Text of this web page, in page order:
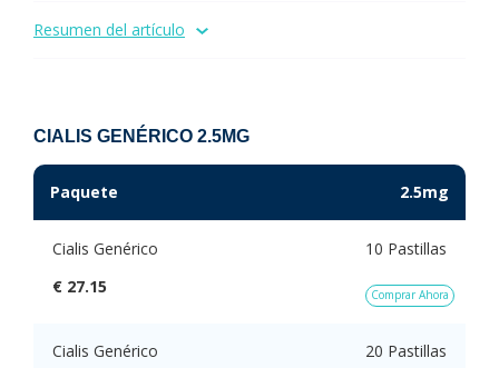
Resumen del artículo
CIALIS GENÉRICO 2.5MG
Paquete 2.5mg
Cialis Genérico
10 Pastillas
€ 27.15
Comprar Ahora
Cialis Genérico
20 Pastillas